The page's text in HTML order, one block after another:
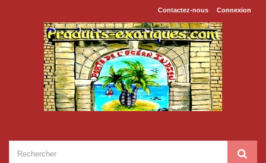
Connexion
Contactez-nous